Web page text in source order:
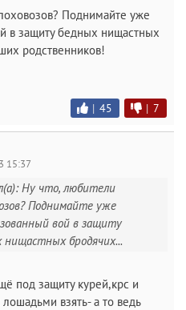
Поднимайте уже
в защиту бедных нищастных
родственников!
| 45 | 7
15:37
Ну что, любители
Поднимайте уже
вой в защиту
нищастных бродячих...
под защиту курей,крс и
взять- а то ведь